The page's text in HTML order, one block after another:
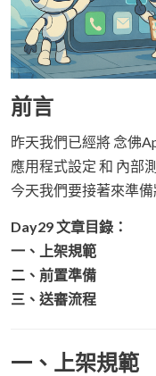
前言
昨天我們已經將 念佛
應用程式設定 和 內部
今天我們要接著來準
Day29 文章目錄：
一、上架規範
二、前置準備
三、送審流程
一、上架規範